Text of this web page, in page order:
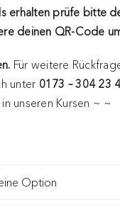
erhalten prüfe bitte
deinen QR-Code
Für weitere
unter 0173 – 304 23
unseren Kursen ~ ~